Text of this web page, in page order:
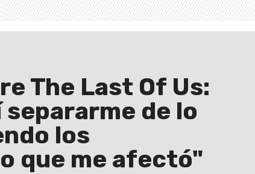
The Last Of Us:
de lo
los
que me afectó"